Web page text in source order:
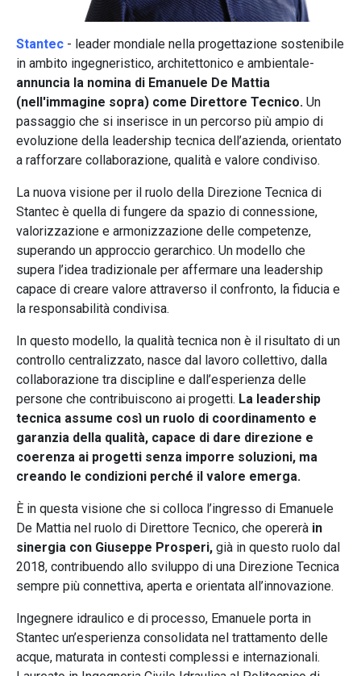
Stantec - leader mondiale nella progettazione sostenibile
in ambito ingegneristico, architettonico e ambientale-
annuncia la nomina di Emanuele De Mattia
(nell'immagine sopra) come Direttore Tecnico. Un
passaggio che si inserisce in un percorso più ampio di
evoluzione della leadership tecnica dell’azienda, orientato
a rafforzare collaborazione, qualità e valore condiviso.
La nuova visione per il ruolo della Direzione Tecnica di
Stantec è quella di fungere da spazio di connessione,
valorizzazione e armonizzazione delle competenze,
superando un approccio gerarchico. Un modello che
supera l’idea tradizionale per affermare una leadership
capace di creare valore attraverso il confronto, la fiducia e
la responsabilità condivisa.
In questo modello, la qualità tecnica non è il risultato di un
controllo centralizzato, nasce dal lavoro collettivo, dalla
collaborazione tra discipline e dall’esperienza delle
persone che contribuiscono ai progetti. La leadership
tecnica assume così un ruolo di coordinamento e
garanzia della qualità, capace di dare direzione e
coerenza ai progetti senza imporre soluzioni, ma
creando le condizioni perché il valore emerga.
È in questa visione che si colloca l’ingresso di Emanuele
De Mattia nel ruolo di Direttore Tecnico, che opererà in
sinergia con Giuseppe Prosperi, già in questo ruolo dal
2018, contribuendo allo sviluppo di una Direzione Tecnica
sempre più connettiva, aperta e orientata all’innovazione.
Ingegnere idraulico e di processo, Emanuele porta in
Stantec un’esperienza consolidata nel trattamento delle
acque, maturata in contesti complessi e internazionali.